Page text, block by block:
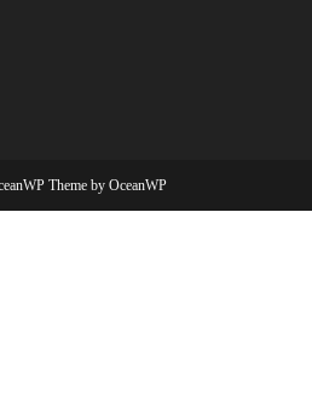
Theme by OceanWP